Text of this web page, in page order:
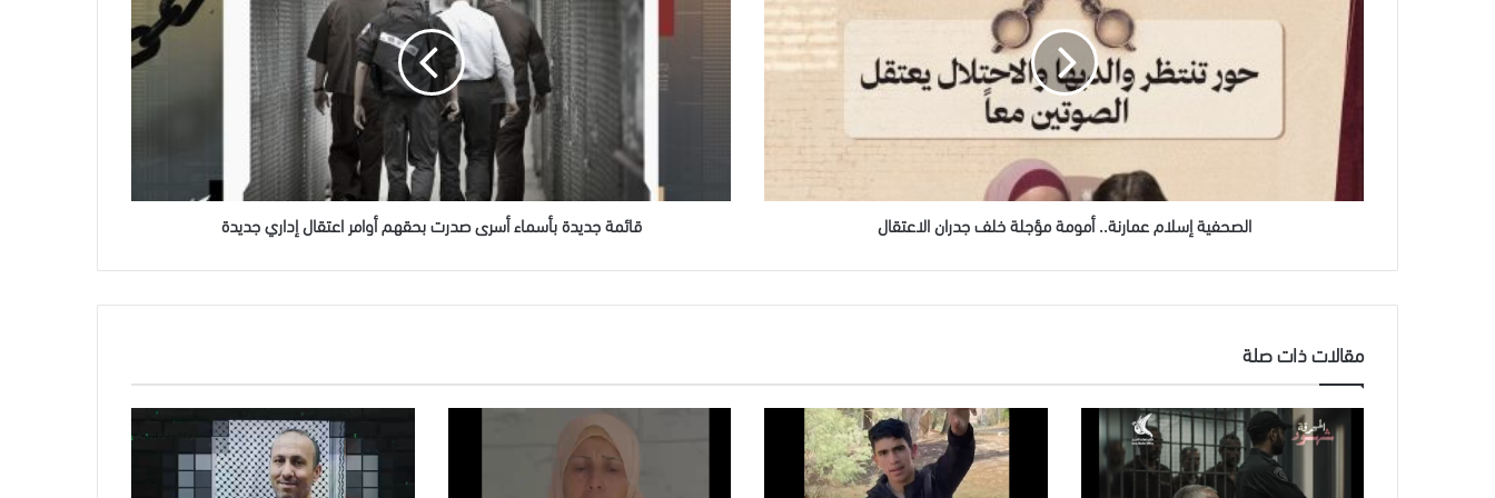
مؤجلة
خلف
جدران
الاعتقال
الصحفية إسلام عمارنة.. أمومة مؤجلة خلف جدران الاعتقال
بحقهم
قائمة جديدة بأسماء أسرى صدرت بحقهم أوامر اعتقال إداري جديدة
مقالات ذات صلة